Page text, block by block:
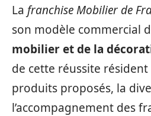
La franchise Mobilier de
son modèle commercial
mobilier et de la
de cette réussite
produits proposés, la
l’accompagnement des